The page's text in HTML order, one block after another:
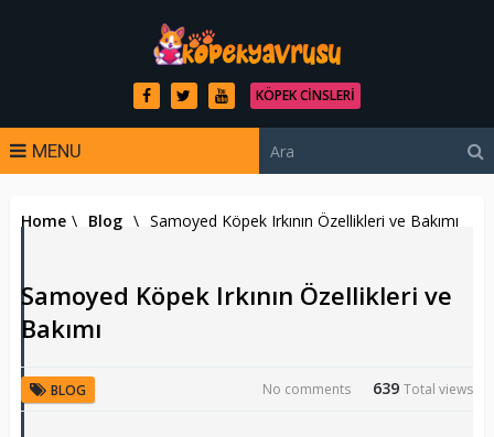
KÖPEK CINSLERI
MENU
Home \ Blog \ Samoyed Köpek Irkının Özellikleri ve Bakımı
Samoyed Köpek Irkının Özellikleri ve
Bakımı
BLOG 639Total views
No comments